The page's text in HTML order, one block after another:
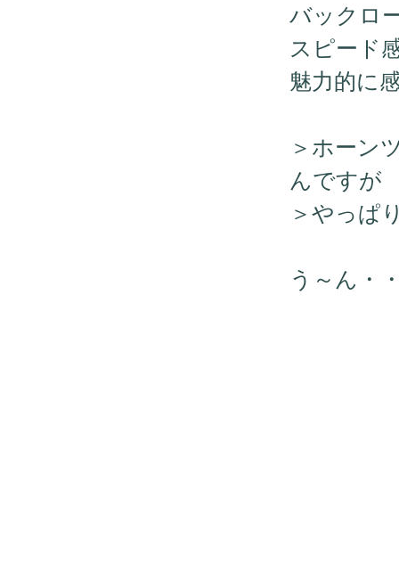
バックロ
スピード
魅力的に
＞ホーン
んですが
＞やっぱ
う～ん・